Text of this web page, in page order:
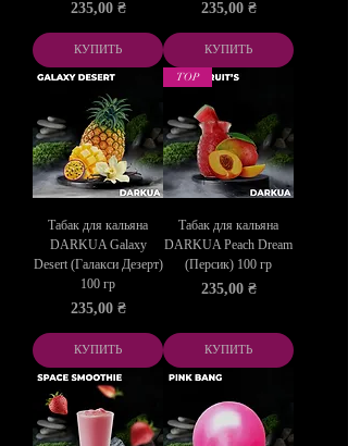
Цена
235,00 ₴
КУПИТЬ
Цена
235,00 ₴
КУПИТЬ
Табак для кальяна
DARKUA Galaxy
Desert (Галакси Дезерт)
100 гр
Цена
235,00 ₴
КУПИТЬ
TOP
Табак для кальяна
DARKUA Peach Dream
(Персик) 100 гр
Цена
235,00 ₴
КУПИТЬ